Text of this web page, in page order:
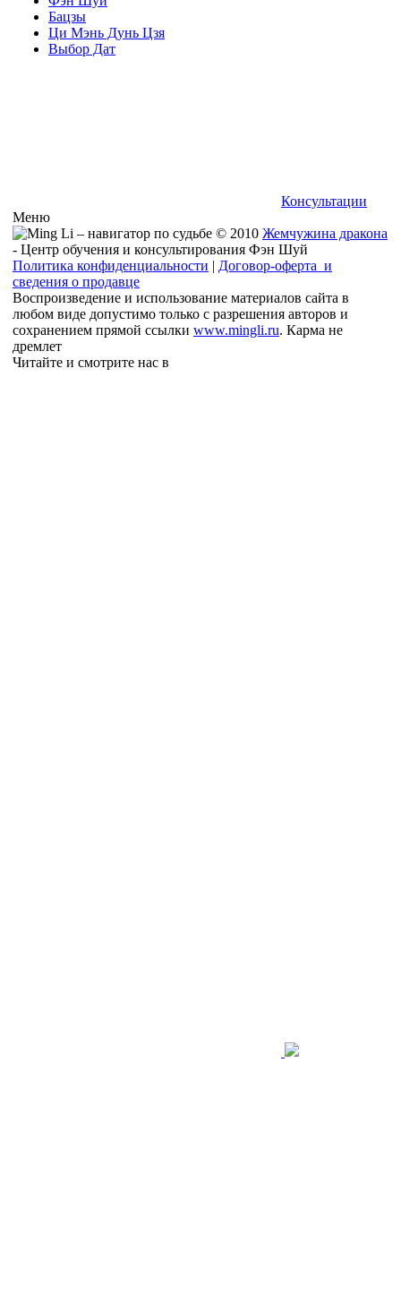
Бацзы
Ци Мэнь Дунь Цзя
Выбор Дат
Консультации
Меню
© 2010 Жемчужина дракона
- Центр обучения и консультирования Фэн Шуй
Политика конфиденциальности | Договор-оферта и
сведения о продавце
Воспроизведение и использование материалов сайта в
любом виде допустимо только с разрешения авторов и
сохранением прямой ссылки www.mingli.ru. Карма не
дремлет
Читайте и смотрите нас в